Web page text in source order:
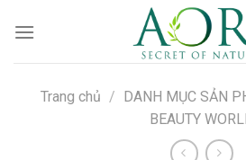
qua
Trang chủ / DANH MỤC SẢN
BEAUTY